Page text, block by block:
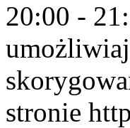
20:00 -
stronie